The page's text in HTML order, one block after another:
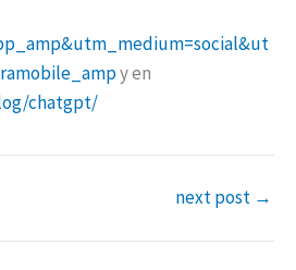
y en
chatgpt/
next post →